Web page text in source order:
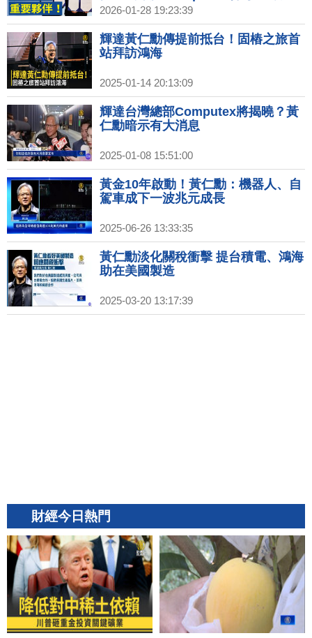
IPO｜台美又簽2項聲明 國務院讚台
灣「重要夥伴」！｜川普樂見「弱勢
美元」 市場估美元迎新一輪貶值
2026-01-28 19:23:39
輝達黃仁勳傳提前抵台！固樁之旅首
站拜訪鴻海
2025-01-14 20:13:09
輝達台灣總部Computex將揭曉？黃
仁勳暗示有大消息
2025-01-08 15:51:00
黃金10年啟動！黃仁勳：機器人、自
駕車成下一波兆元成長
2025-06-26 13:33:35
黃仁勳淡化關稅衝擊 提台積電、鴻海
助在美國製造
2025-03-20 13:17:39
財經今日熱門